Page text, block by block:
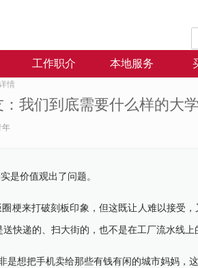
工作职介 本地服务
情
我们到底需要什么样的大
年
价值观出了问题。
来打破刻板印象，但这既让人难以接受，
快递的、扫大街的，也不是在工厂流水线上
想把手机卖给那些有钱有闲的城市妈妈，